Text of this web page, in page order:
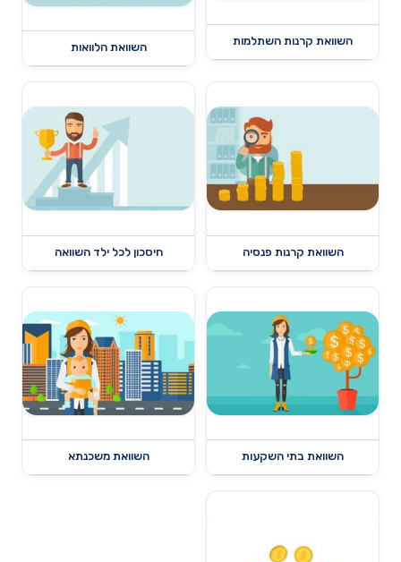
השוואת קרנות השתלמות
השוואת הלוואות
השוואת קרנות פנסיה חיסכון לכל ילד השוואה
השוואת בתי השקעות השוואת משכנתא